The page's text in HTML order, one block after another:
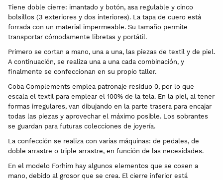
Tiene doble cierre: imantado y botón, asa regulable y cinco
bolsillos (3 exteriores y dos interiores). La tapa de cuero está
forrada con un material impermeable. Su tamaño permite
transportar cómodamente libretas y portátil.
Primero se cortan a mano, una a una, las piezas de textil y de piel.
A continuación, se realiza una a una cada combinación, y
finalmente se confeccionan en su propio taller.
Coba Complements emplea patronaje residuo 0, por lo que
escala el textil para emplear el 100% de la tela. En la piel, al tener
formas irregulares, van dibujando en la parte trasera para encajar
todas las piezas y aprovechar el máximo posible. Los sobrantes
se guardan para futuras colecciones de joyería.
La confección se realiza con varias máquinas: de pedales, de
doble arrastre o triple arrastre, en función de las necesidades.
En el modelo Forhim hay algunos elementos que se cosen a
mano, debido al grosor que se crea. El cierre inferior está